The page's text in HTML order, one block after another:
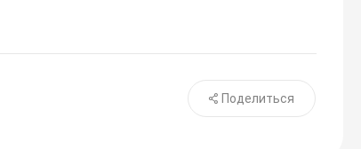
Поделиться